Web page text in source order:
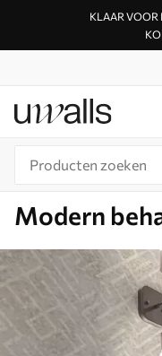
KLAAR VOOR
Modern